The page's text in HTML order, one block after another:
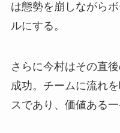
は態勢を崩しながら
ルにする。
さらに今村はその直
成功。チームに流れ
スであり、価値ある一